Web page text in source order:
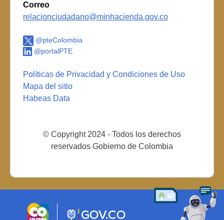
Correo
relacionciudadano@minhacienda.gov.co
@pteColombia
@portalPTE
Políticas de Privacidad y Condiciones de Uso
Mapa del sitio
Habeas Data
© Copyright 2024 - Todos los derechos
reservados Gobierno de Colombia